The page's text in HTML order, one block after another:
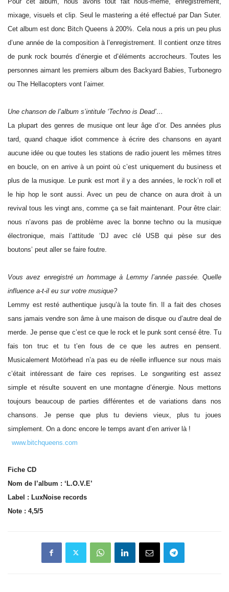
mixage, visuels et clip. Seul le mastering a été effectué par Dan Suter.
Cet album est donc Bitch Queens à 200%. Cela nous a pris un peu plus
d’une année de la composition à l’enregistrement. Il contient onze titres
de punk rock bourrés d’énergie et d’éléments accrocheurs. Toutes les
personnes aimant les premiers album des Backyard Babies, Turbonegro
ou The Hellacopters vont l’aimer.
Une chanson de l’album s’intitule ‘Techno is Dead’…
La plupart des genres de musique ont leur âge d’or. Des années plus
tard, quand chaque idiot commence à écrire des chansons en ayant
aucune idée ou que toutes les stations de radio jouent les mêmes titres
en boucle, on en arrive à un point où c’est uniquement du business et
plus de la musique. Le punk est mort il y a des années, le rock’n roll et
le hip hop le sont aussi. Avec un peu de chance on aura droit à un
revival tous les vingt ans, comme ça se fait maintenant. Pour être clair:
nous n’avons pas de problème avec la bonne techno ou la musique
électronique, mais l’attitude ‘DJ avec clé USB qui pèse sur des
boutons’ peut aller se faire foutre.
Vous avez enregistré un hommage à Lemmy l’année passée. Quelle
influence a-t-il eu sur votre musique?
Lemmy est resté authentique jusqu’à la toute fin. Il a fait des choses
sans jamais vendre son âme à une maison de disque ou d’autre deal de
merde. Je pense que c’est ce que le rock et le punk sont censé être. Tu
fais ton truc et tu t’en fous de ce que les autres en pensent.
Musicalement Motörhead n’a pas eu de réelle influence sur nous mais
c’était intéressant de faire ces reprises. Le songwriting est assez
simple et résulte souvent en une montagne d’énergie. Nous mettons
toujours beaucoup de parties différentes et de variations dans nos
chansons. Je pense que plus tu deviens vieux, plus tu joues
simplement. On a donc encore le temps avant d’en arriver là !
www.bitchqueens.com
Fiche CD
Nom de l’album : ‘L.O.V.E’
Label : LuxNoise records
Note : 4,5/5